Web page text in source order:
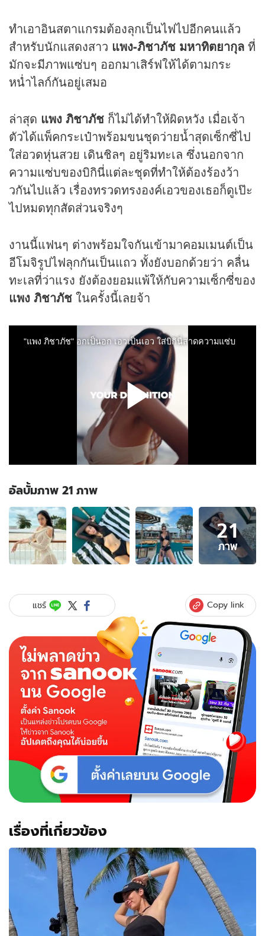
ทำเอาอินสตาแกรมต้องลุกเป็นไฟไปอีกคนแล้ว
สำหรับนักแสดงสาว แพง-ภิชาภัช มหาทิตยากุล ที่
มักจะมีภาพแซ่บๆ ออกมาเสิร์ฟให้ได้ตามกระ
หน่ำไลก์กันอยู่เสมอ
ล่าสุด แพง ภิชาภัช ก็ไม่ได้ทำให้ผิดหวัง เมื่อเจ้า
ตัวได้แพ็คกระเป๋าพร้อมขนชุดว่ายน้ำสุดเซ็กซี่ไป
ใส่อวดหุ่นสวย เดินชิลๆ อยู่ริมทะเล ซึ่งนอกจาก
ความแซ่บของบิกินี่แต่ละชุดที่ทำให้ต้องร้องว้า
วกันไปแล้ว เรื่องทรวดทรงองค์เอวของเธอก็ดูเป๊ะ
ไปหมดทุกสัดส่วนจริงๆ
งานนี้แฟนๆ ต่างพร้อมใจกันเข้ามาคอมเมนต์เป็น
อีโมจิรูปไฟลุกกันเป็นแถว ทั้งยังบอกด้วยว่า คลื่น
ทะเลที่ว่าแรง ยังต้องยอมแพ้ให้กับความเซ็กซี่ของ
แพง ภิชาภัช ในครั้งนี้เลยจ้า
อัลบั้มภาพ 21 ภาพ
อัลบั้ม
ภาพ
21
ภาพ
ของ
ชา
ภัช"
เป็น
อก
เป็น
เอว
สาด
แซ่บ
ละ
ช็อต
ปัง
มาก
21
ภาพ
แชร์ Copy link
เรื่องที่เกี่ยวข้อง